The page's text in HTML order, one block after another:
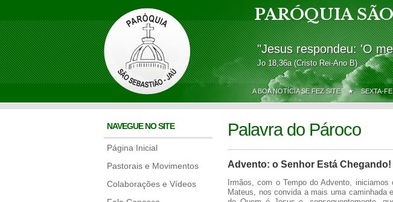
PARÓQUIA
"Jesus respondeu: 'O
Jo 18,36a (Cristo Rei-Ano B)
A BOA NOTÍCIA SE FEZ SITE ★SEXTA-
NAVEGUE NO SITE
Página Inicial
Pastorais e Movimentos
Colaborações e Vídeos
Palavra do Pároco
Advento: o Senhor Está Chegando!
Irmãos, com o Tempo do Advento,
Mateus, nos convida a mais uma caminhada